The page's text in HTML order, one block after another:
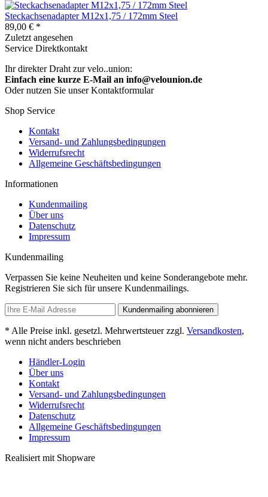
Steckachsenadapter M12x1,75 / 172mm Steel
89,00 € *
Zuletzt angesehen
Service Direktkontakt
Ihr direkter Draht zur velo..union:
Einfach eine kurze E-Mail an info@velounion.de
Oder nutzen Sie unser Kontaktformular
Shop Service
Kontakt
Versand- und Zahlungsbedingungen
Widerrufsrecht
Allgemeine Geschäftsbedingungen
Informationen
Kundenmailing
Über uns
Datenschutz
Impressum
Kundenmailing
Verpassen Sie keine Neuheiten und keine Sonderangebote mehr.
Registrieren Sie sich für unsere Kundenmailings.
Kundenmailing abonnieren
* Alle Preise inkl. gesetzl. Mehrwertsteuer zzgl. Versandkosten,
wenn nicht anders beschrieben
Händler-Login
Über uns
Kontakt
Versand- und Zahlungsbedingungen
Widerrufsrecht
Datenschutz
Allgemeine Geschäftsbedingungen
Impressum
Realisiert mit Shopware